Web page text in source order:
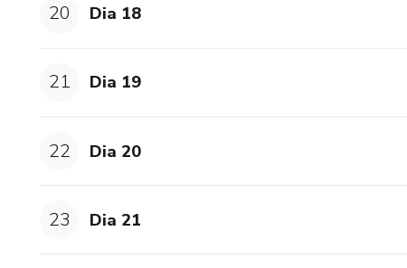
20 Dia 18
21 Dia 19
22 Dia 20
23 Dia 21